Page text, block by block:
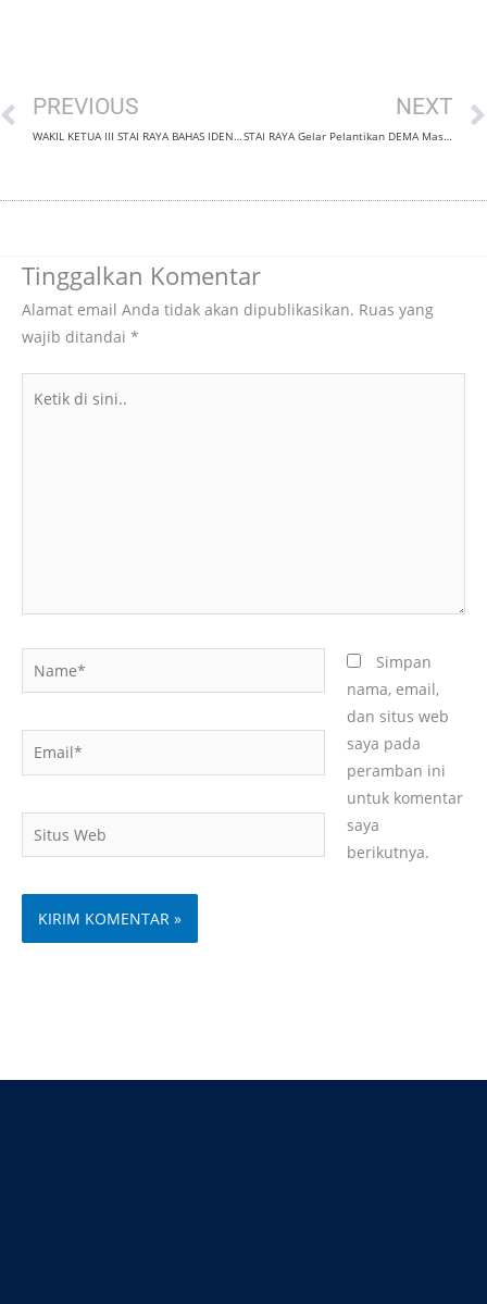
Prev
PREVIOUS
WAKIL KETUA III STAI RAYA BAHAS IDENTITAS ANAK MUDA DALAM RUANG DIGITAL DI SALURAN RRI JEMBER
NEXT
STAI RAYA Gelar Pelantikan DEMA Masa Bhakti 2025-2026 dan UKM, Sertakan Seminar Karya Tulis Ilmiah
Tinggalkan Komentar
Alamat email Anda tidak akan dipublikasikan. Ruas yang
wajib ditandai *
Email*
Situs
Web
Simpan
nama, email,
dan situs web
saya pada
peramban ini
untuk komentar
saya
berikutnya.